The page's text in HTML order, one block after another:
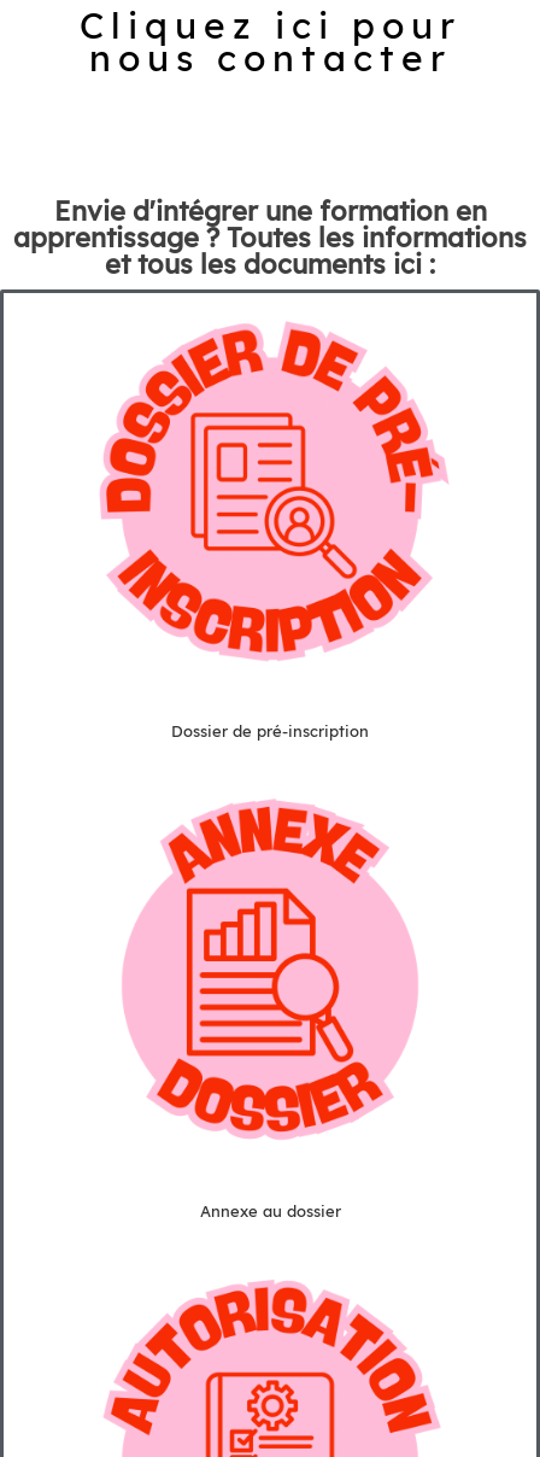
Cliquez ici pour
nous contacter
Envie d'intégrer une formation en
apprentissage ? Toutes les informations
et tous les documents ici :
Dossier de pré-inscription
Annexe au dossier